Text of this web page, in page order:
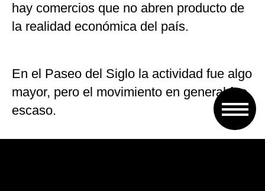
hay comercios que no abren producto de
la realidad económica del país.
En el Paseo del Siglo la actividad fue algo
mayor, pero el movimiento en general fue
escaso.